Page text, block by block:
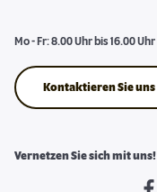
Mo - Fr: 8.00 Uhr bis 16.00 Uhr
Kontaktieren Sie uns
Vernetzen Sie sich mit uns!